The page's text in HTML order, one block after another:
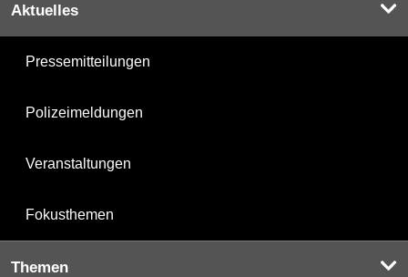
Aktuelles
Pressemitteilungen
Polizeimeldungen
Veranstaltungen
Fokusthemen
Themen